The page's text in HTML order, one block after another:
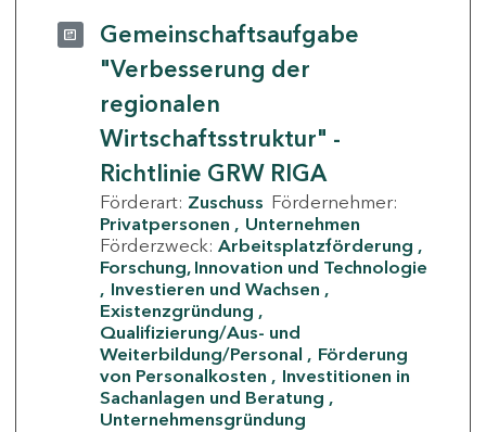
Gemeinschaftsaufgabe
"Verbesserung der
regionalen
Wirtschaftsstruktur" -
Richtlinie GRW RIGA
Förderart: Zuschuss Fördernehmer:
Privatpersonen
Unternehmen
Förderzweck: Arbeitsplatzförderung
Forschung, Innovation und Technologie
Investieren und Wachsen
Existenzgründung
Qualifizierung/Aus- und
Weiterbildung/Personal
Förderung
von Personalkosten
Investitionen in
Sachanlagen und Beratung
Unternehmensgründung